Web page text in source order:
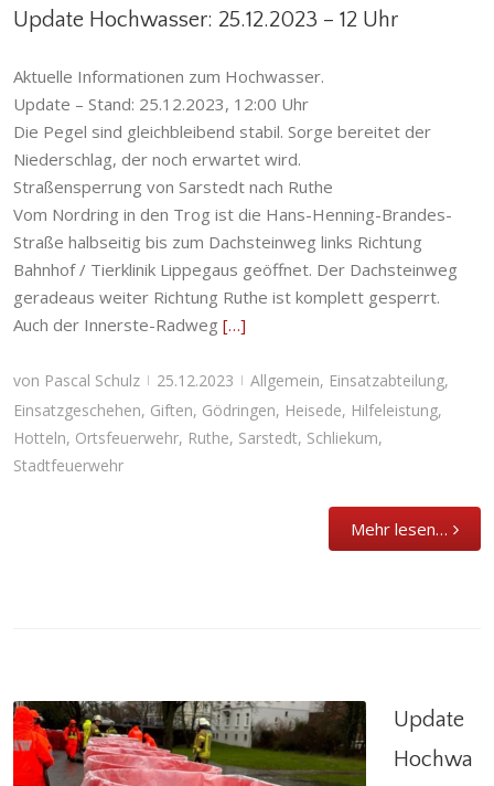
Update Hochwasser: 25.12.2023 – 12 Uhr
Aktuelle Informationen zum Hochwasser.
Update – Stand: 25.12.2023, 12:00 Uhr
Die Pegel sind gleichbleibend stabil. Sorge bereitet der
Niederschlag, der noch erwartet wird.
Straßensperrung von Sarstedt nach Ruthe
Vom Nordring in den Trog ist die Hans-Henning-Brandes-
Straße halbseitig bis zum Dachsteinweg links Richtung
Bahnhof / Tierklinik Lippegaus geöffnet. Der Dachsteinweg
geradeaus weiter Richtung Ruthe ist komplett gesperrt.
Auch der Innerste-Radweg […]
von Pascal Schulz | 25.12.2023 | Allgemein, Einsatzabteilung,
Einsatzgeschehen, Giften, Gödringen, Heisede, Hilfeleistung,
Hotteln, Ortsfeuerwehr, Ruthe, Sarstedt, Schliekum,
Stadtfeuerwehr
Mehr lesen…
Update
Hochwa